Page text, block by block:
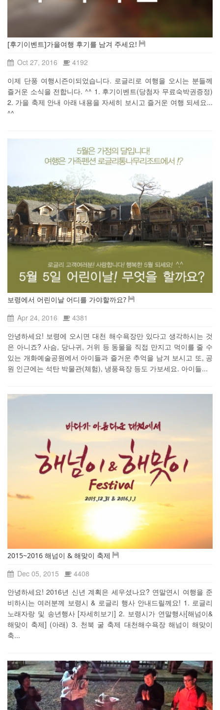
[후기이벤트]가을여행 후기를 남겨 주세요!
Oct 27, 2016
4192
이제 단풍 여행시즌이되었습니다. 로글리로 여행을 오시는 분들께
즐거운 소식을 전합니다. ^^ 1. 후기이벤트(당첨자 무료숙박권증정)
2. 가을 축제 안내 아래 내용을 자세히 보시고 즐거운 여행 되세요...
^^
보령에서 어린이날 어디를 가야할까요?
Apr 24, 2016
4381
안녕하세요! 보령에 오시면 대천 해수욕장만 있다고 생각하시는 것
은 아니죠? 사슴, 당나귀, 거위 등 동물을 직접 만지고 먹이를 줄 수
있는 개화예술공원에서 아이들과 즐거운 추억을 남겨 보시고 또, 공
원 인근에는 석탄 박물관(체험), 냉풍욕장 등도 가보세요. 아이들...
2015~2016 해넘이 & 해맞이 축제
Dec 05, 2015
4408
안녕하세요! 2016년 신년 계획은 세우셨나요? 연말연시 여행을 준
비하시는 여러분께 보령시 & 로글리 행사 안내드릴께요! 1. 로글리
노래자랑 및 송년행사 [자세히보기] 2. 보령시가 연말행사[해넘이&
해맞이 축제] (아래) 3. 천북 굴 축제 대천해수욕장 해넘이 해맞이
축...